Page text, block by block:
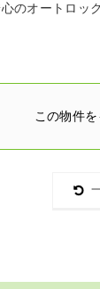
のオートロッ
この物件